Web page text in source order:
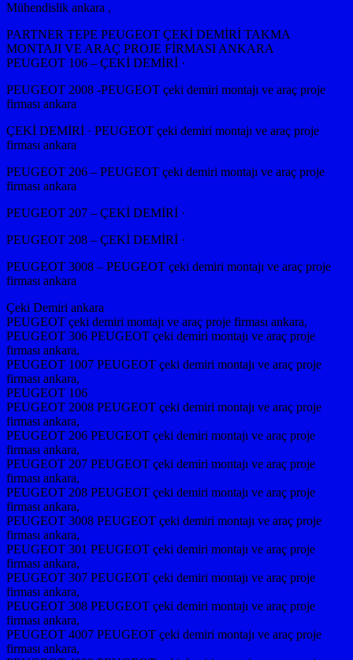
Mühendislik ankara ,
PARTNER TEPE PEUGEOT ÇEKİ DEMİRİ TAKMA
MONTAJI VE ARAÇ PROJE FİRMASI ANKARA
PEUGEOT 106 – ÇEKİ DEMİRİ ·
PEUGEOT 2008 -PEUGEOT çeki demiri montajı ve araç proje
firması ankara
ÇEKİ DEMİRİ · PEUGEOT çeki demiri montajı ve araç proje
firması ankara
PEUGEOT 206 – PEUGEOT çeki demiri montajı ve araç proje
firması ankara
PEUGEOT 207 – ÇEKİ DEMİRİ ·
PEUGEOT 208 – ÇEKİ DEMİRİ ·
PEUGEOT 3008 – PEUGEOT çeki demiri montajı ve araç proje
firması ankara
Çeki Demiri ankara
PEUGEOT çeki demiri montajı ve araç proje firması ankara,
PEUGEOT 306 PEUGEOT çeki demiri montajı ve araç proje
firması ankara,
PEUGEOT 1007 PEUGEOT çeki demiri montajı ve araç proje
firması ankara,
PEUGEOT 106
PEUGEOT 2008 PEUGEOT çeki demiri montajı ve araç proje
firması ankara,
PEUGEOT 206 PEUGEOT çeki demiri montajı ve araç proje
firması ankara,
PEUGEOT 207 PEUGEOT çeki demiri montajı ve araç proje
firması ankara,
PEUGEOT 208 PEUGEOT çeki demiri montajı ve araç proje
firması ankara,
PEUGEOT 3008 PEUGEOT çeki demiri montajı ve araç proje
firması ankara,
PEUGEOT 301 PEUGEOT çeki demiri montajı ve araç proje
firması ankara,
PEUGEOT 307 PEUGEOT çeki demiri montajı ve araç proje
firması ankara,
PEUGEOT 308 PEUGEOT çeki demiri montajı ve araç proje
firması ankara,
PEUGEOT 4007 PEUGEOT çeki demiri montajı ve araç proje
firması ankara,